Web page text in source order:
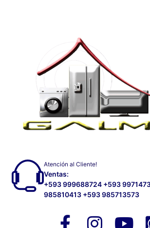
Atención al Cliente!
Ventas:
+593 999688724 +593
985810413 +593 985713573